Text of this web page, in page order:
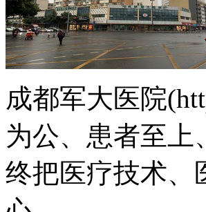
成都军大医院
为公、患者至上
终把医疗技术、